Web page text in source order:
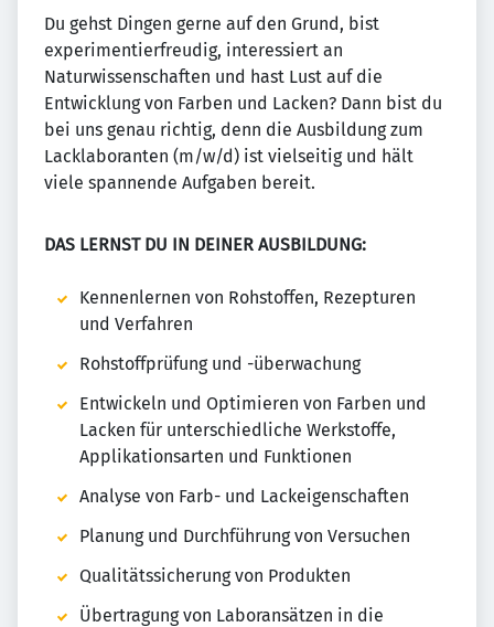
Du gehst Dingen gerne auf den Grund, bist
experimentierfreudig, interessiert an
Naturwissenschaften und hast Lust auf die
Entwicklung von Farben und Lacken? Dann bist du
bei uns genau richtig, denn die Ausbildung zum
Lacklaboranten (m/w/d) ist vielseitig und hält
viele spannende Aufgaben bereit.
DAS LERNST DU IN DEINER AUSBILDUNG:
Kennenlernen von Rohstoffen, Rezepturen
und Verfahren
Rohstoffprüfung und -überwachung
Entwickeln und Optimieren von Farben und
Lacken für unterschiedliche Werkstoffe,
Applikationsarten und Funktionen
Analyse von Farb- und Lackeigenschaften
Planung und Durchführung von Versuchen
Qualitätssicherung von Produkten
Übertragung von Laboransätzen in die